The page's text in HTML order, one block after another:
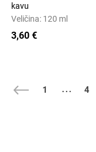
kavu
Veličina: 120 ml
3,60 €
1 ... 4